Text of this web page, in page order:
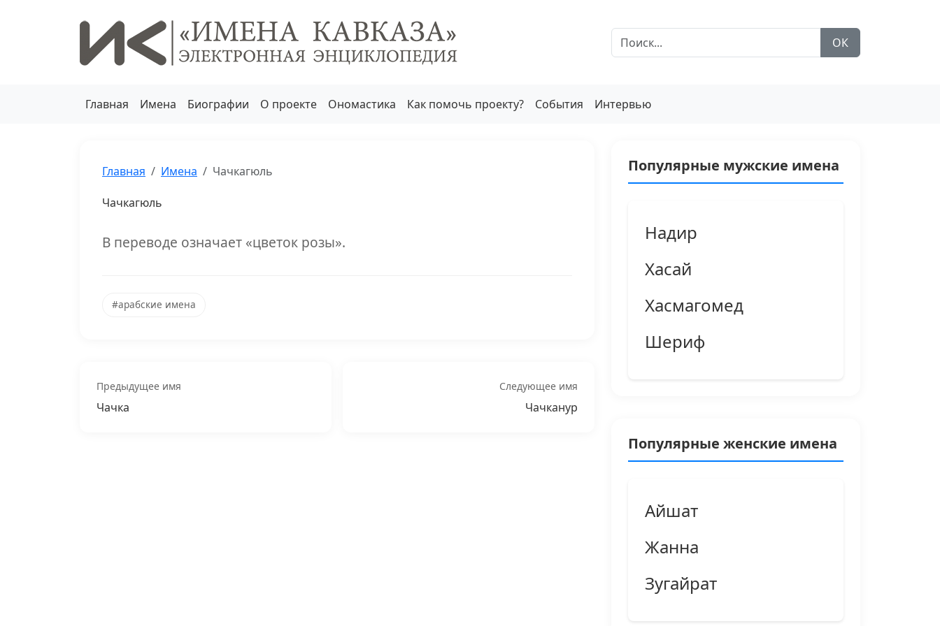
ОК
Главная Имена Биографии О проекте Ономастика Как помочь проекту? События Интервью
Главная Имена Чачкагюль
Чачкагюль
В переводе означает «цветок розы».
#арабские имена
Предыдущее имя
Чачка
Следующее имя
Чачканур
Популярные мужские имена
Надир
Хасай
Хасмагомед
Шериф
Популярные женские имена
Айшат
Жанна
Зугайрат